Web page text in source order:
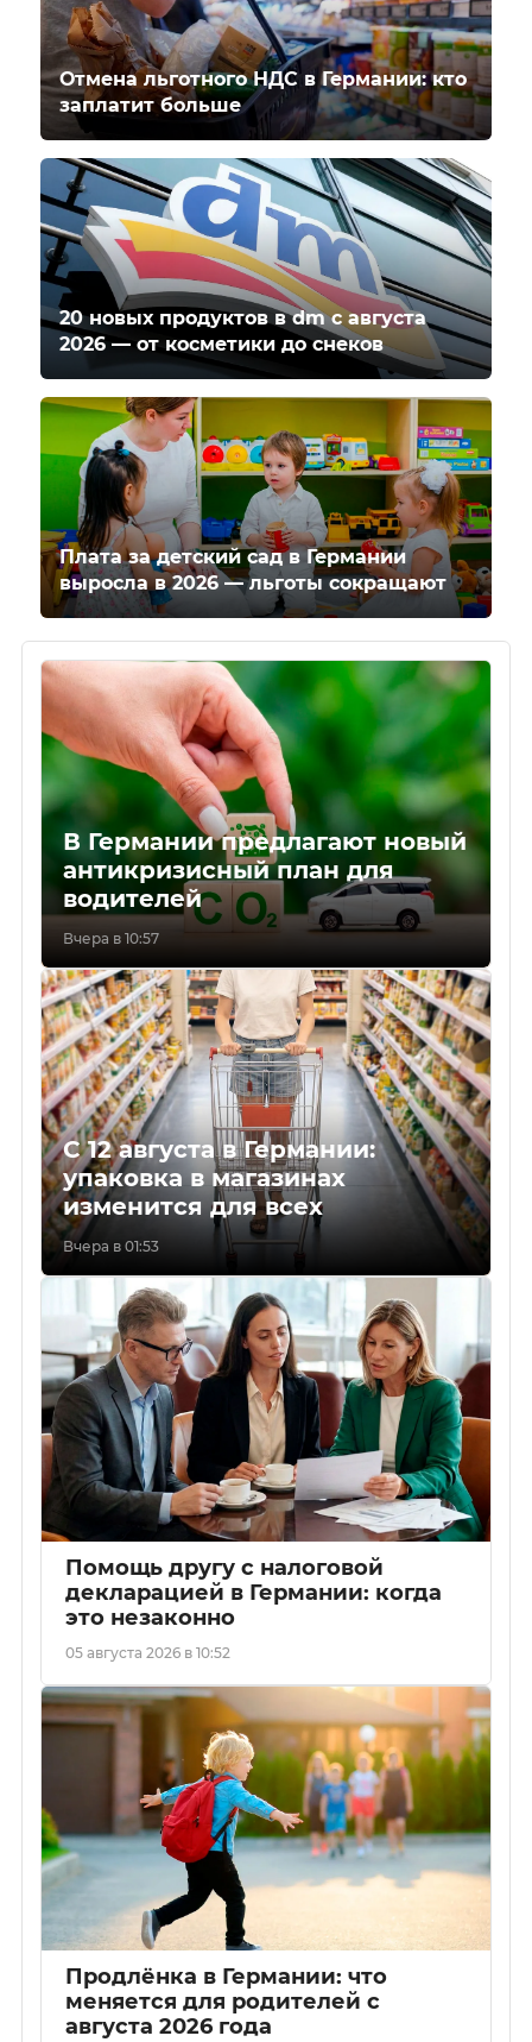
Отмена льготного НДС в Германии: кто
заплатит больше
20 новых продуктов в dm с августа
2026 — от косметики до снеков
Плата за детский сад в Германии
выросла в 2026 — льготы сокращают
В Германии предлагают новый
антикризисный план для
водителей
Вчера в 10:57
С 12 августа в Германии:
упаковка в магазинах
изменится для всех
Вчера в 01:53
Помощь другу с налоговой
декларацией в Германии: когда
это незаконно
05 августа 2026 в 10:52
Продлёнка в Германии: что
меняется для родителей с
августа 2026 года